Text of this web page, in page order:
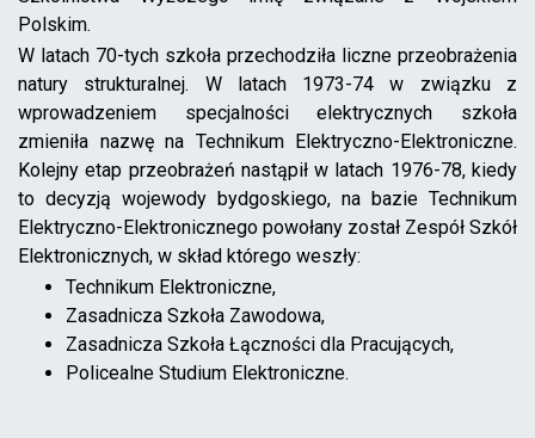
Polskim.
W latach 70-tych szkoła przechodziła liczne przeobrażenia
natury strukturalnej. W latach 1973-74 w związku z
wprowadzeniem specjalności elektrycznych szkoła
zmieniła nazwę na Technikum Elektryczno-Elektroniczne.
Kolejny etap przeobrażeń nastąpił w latach 1976-78, kiedy
to decyzją wojewody bydgoskiego, na bazie Technikum
Elektryczno-Elektronicznego powołany został Zespół Szkół
Elektronicznych, w skład którego weszły:
Technikum Elektroniczne,
Zasadnicza Szkoła Zawodowa,
Zasadnicza Szkoła Łączności dla Pracujących,
Policealne Studium Elektroniczne.